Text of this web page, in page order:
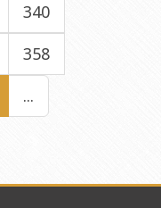
340
358
...